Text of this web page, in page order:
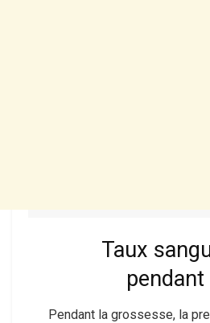
Taux
Pendant la grossesse, la